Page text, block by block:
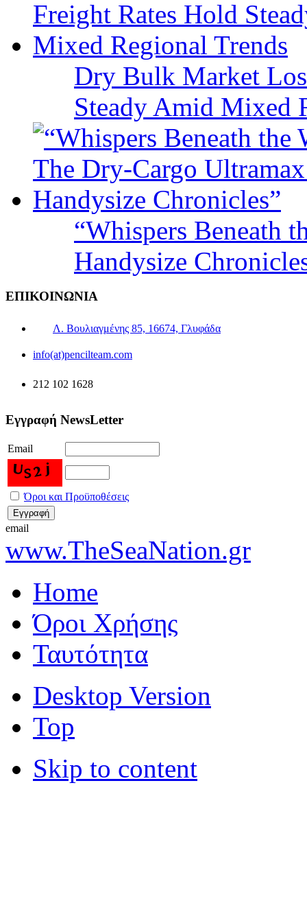
Dry Bulk Market
Steady Amid Mixed
“Whispers Beneath
Handysize
ΕΠΙΚΟΙΝΩΝΙΑ
Λ. Βουλιαγμένης 85, 16674, Γλυφάδα
info(at)pencilteam.com
212 102 1628
Εγγραφή NewsLetter
Email
Όροι και Προϋποθέσεις
email
www.TheSeaNation.gr
Home
Όροι Χρήσης
Ταυτότητα
Desktop Version
Top
Skip to content